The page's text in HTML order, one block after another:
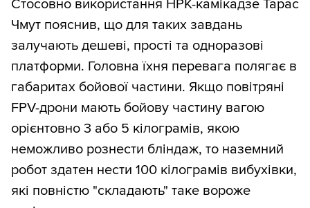
Стосовно використання НРК-камікадзе Тарас
Чмут пояснив, що для таких завдань
залучають дешеві, прості та одноразові
платформи. Головна їхня перевага полягає в
габаритах бойової частини. Якщо повітряні
FPV-дрони мають бойову частину вагою
орієнтовно 3 або 5 кілограмів, якою
неможливо рознести бліндаж, то наземний
робот здатен нести 100 кілограмів вибухівки,
які повністю "складають" таке вороже